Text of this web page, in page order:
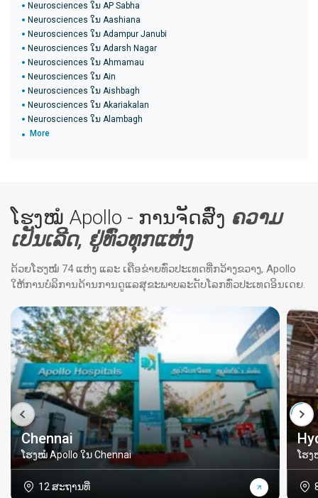
Neurosciences ໃນ AP Sabha
Neurosciences ໃນ Aashiana
Neurosciences ໃນ Adampur Janubi
Neurosciences ໃນ Adarsh ​​Nagar
Neurosciences ໃນ Ahmamau
Neurosciences ໃນ Ain
Neurosciences ໃນ Aishbagh
Neurosciences ໃນ Akariakalan
Neurosciences ໃນ Alambagh
More
ໂຮງໝໍ Apollo - ການຈັດສົ່ງ ຄວາມ
ເປັນເລີດ, ຢູ່ທົ່ວທຸກແຫ່ງ
ດ້ວຍໂຮງໝໍ 74 ແຫ່ງ ແລະ ເຄືອຂ່າຍທົ່ວປະເທດທີ່ກວ້າງຂວາງ, Apollo
ໃຫ້ການບໍລິການດ້ານການດູແລສຸຂະພາບລະດັບໂລກທົ່ວປະເທດອິນເດຍ.
Chennai
ໂຮງໝໍ Apollo ໃນ Chennai
12 ສະຖານທີ່
ໂຮງ